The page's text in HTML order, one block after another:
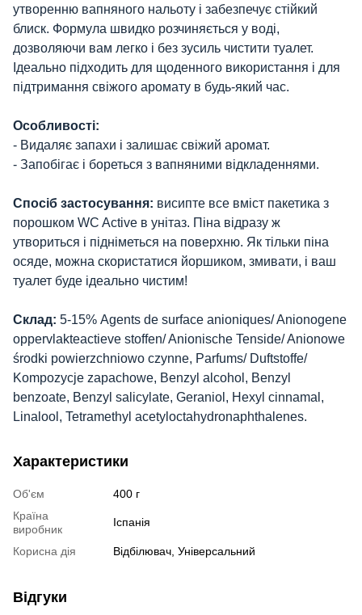
утворенню вапняного нальоту і забезпечує стійкий
блиск. Формула швидко розчиняється у воді,
дозволяючи вам легко і без зусиль чистити туалет.
Ідеально підходить для щоденного використання і для
підтримання свіжого аромату в будь-який час.
Особливості:
- Видаляє запахи і залишає свіжий аромат.
- Запобігає і бореться з вапняними відкладеннями.
Спосіб застосування: висипте все вміст пакетика з
порошком WC Active в унітаз. Піна відразу ж
утвориться і підніметься на поверхню. Як тільки піна
осяде, можна скористатися йоршиком, змивати, і ваш
туалет буде ідеально чистим!
Склад: 5-15% Agents de surface anioniques/ Anionogene
oppervlakteactieve stoffen/ Anionische Tenside/ Anionowe
środki powierzchniowo czynne, Parfums/ Duftstoffe/
Kompozycje zapachowe, Benzyl alcohol, Benzyl
benzoate, Benzyl salicylate, Geraniol, Hexyl cinnamal,
Linalool, Tetramethyl acetyloctahydronaphthalenes.
Характеристики
Об'єм
400 г
Країна
виробник
Іспанія
Корисна дія Відбілювач, Універсальний
Відгуки